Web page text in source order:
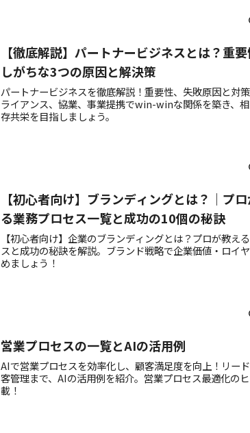
【徹底解説】パートナービジネスとは？重
しがちな3つの原因と解決策
パートナービジネスを徹底解説！重要性、失敗原因と対
ライアンス、協業、事業提携でwin-winな関係を築き、
存共栄を目指しましょう。
【初心者向け】ブランディングとは？｜プ
る業務プロセス一覧と成功の10個の秘訣
【初心者向け】企業のブランディングとは？プロが教え
スと成功の秘訣を解説。ブランド戦略で企業価値・ロイ
めましょう！
営業プロセスの一覧とAIの活用例
AIで営業プロセスを効率化し、顧客満足度を向上！リー
客管理まで、AIの活用例を紹介。営業プロセス最適化の
載！